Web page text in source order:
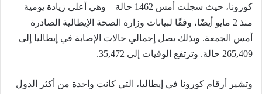
كورونا، حيث سجلت أمس 1462 حالة – وهي أعلى زيادة يومية
منذ 2 مايو أيضًا، وفقًا لبيانات وزارة الصحة الإيطالية الصادرة
أمس الجمعة. وبذلك يصل إجمالي حالات الإصابة في إيطاليا إلى
265,409 حالة. وترتفع الوفيات إلى 35,472.
وتشير أرقام كورونا في إيطاليا، التي كانت واحدة من أكثر الدول